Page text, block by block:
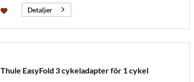
Detaljer
Thule EasyFold 3 cykeladapter för 1 cykel